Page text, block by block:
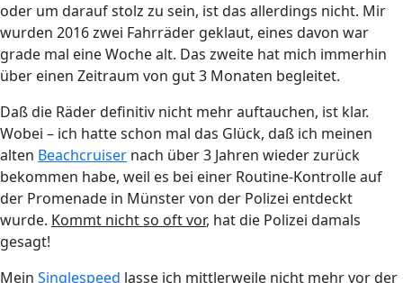
oder um darauf stolz zu sein, ist das allerdings nicht. Mir
wurden 2016 zwei Fahrräder geklaut, eines davon war
grade mal eine Woche alt. Das zweite hat mich immerhin
über einen Zeitraum von gut 3 Monaten begleitet.
Daß die Räder definitiv nicht mehr auftauchen, ist klar.
Wobei – ich hatte schon mal das Glück, daß ich meinen
alten Beachcruiser nach über 3 Jahren wieder zurück
bekommen habe, weil es bei einer Routine-Kontrolle auf
der Promenade in Münster von der Polizei entdeckt
wurde. Kommt nicht so oft vor, hat die Polizei damals
gesagt!
Mein Singlespeed lasse ich mittlerweile nicht mehr vor der